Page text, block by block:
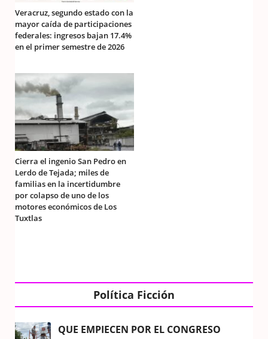
Veracruz, segundo estado con la
mayor caída de participaciones
federales: ingresos bajan 17.4%
en el primer semestre de 2026
Cierra el ingenio San Pedro en
Lerdo de Tejada; miles de
familias en la incertidumbre
por colapso de uno de los
motores económicos de Los
Tuxtlas
Política Ficción
QUE EMPIECEN POR EL CONGRESO